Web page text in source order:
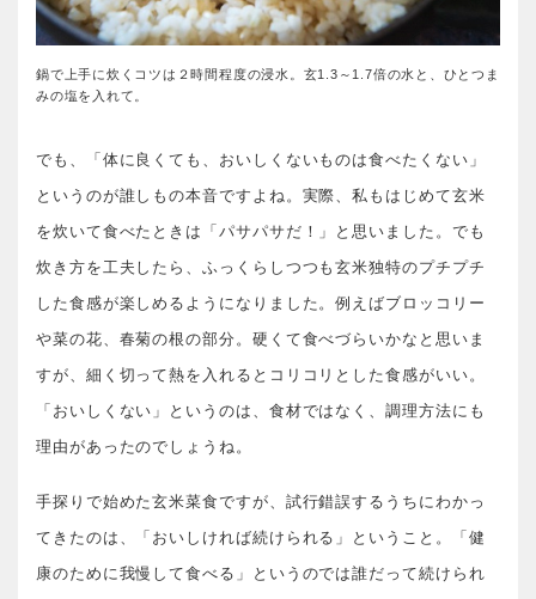
鍋で上手に炊くコツは２時間程度の浸水。玄1.3～1.7倍の水と、ひとつま
みの塩を入れて。
でも、「体に良くても、おいしくないものは食べたくない」
というのが誰しもの本音ですよね。実際、私もはじめて玄米
を炊いて食べたときは「パサパサだ！」と思いました。でも
炊き方を工夫したら、ふっくらしつつも玄米独特のプチプチ
した食感が楽しめるようになりました。例えばブロッコリー
や菜の花、春菊の根の部分。硬くて食べづらいかなと思いま
すが、細く切って熱を入れるとコリコリとした食感がいい。
「おいしくない」というのは、食材ではなく、調理方法にも
理由があったのでしょうね。
手探りで始めた玄米菜食ですが、試行錯誤するうちにわかっ
てきたのは、「おいしければ続けられる」ということ。「健
康のために我慢して食べる」というのでは誰だって続けられ